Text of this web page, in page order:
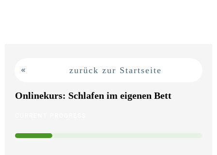
zurück zur Startseite
Onlinekurs: Schlafen im eigenen Bett